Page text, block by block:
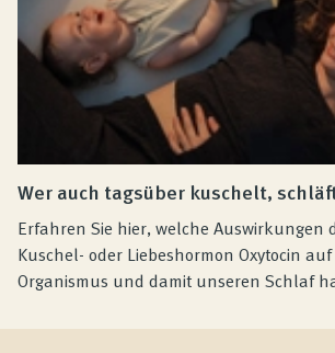
Wer auch tagsüber kuschelt,
Erfahren Sie hier, welche Auswirkungen
Kuschel- oder Liebeshormon Oxytocin
Organismus und damit unseren Schlaf